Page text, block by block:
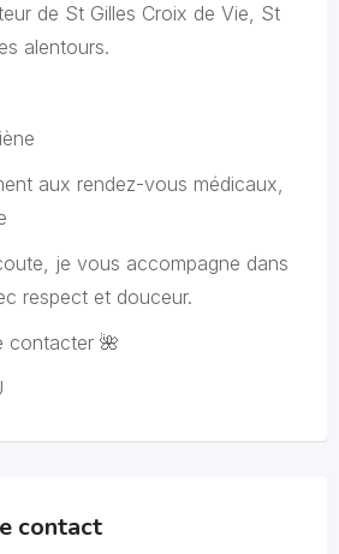
de St Gilles Croix de Vie, St
alentours.
aux rendez-vous médicaux,
je vous accompagne dans
respect et douceur.
contacter 🌺
contact